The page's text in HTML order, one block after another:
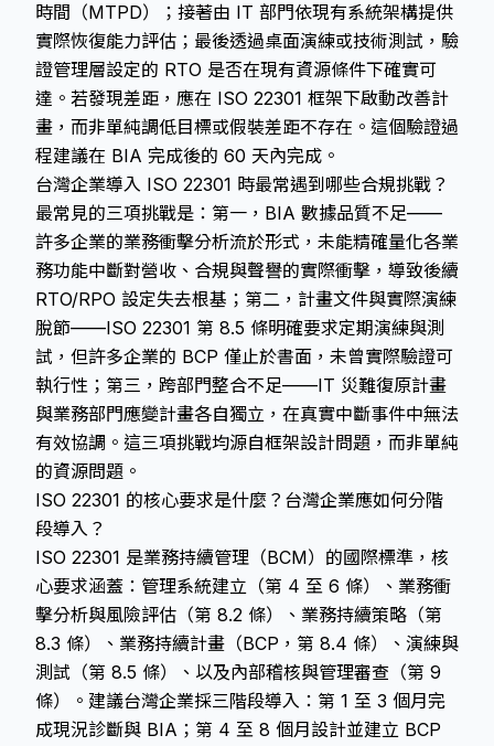
時間（MTPD）；接著由 IT 部門依現有系統架構提供
實際恢復能力評估；最後透過桌面演練或技術測試，驗
證管理層設定的 RTO 是否在現有資源條件下確實可
達。若發現差距，應在 ISO 22301 框架下啟動改善計
畫，而非單純調低目標或假裝差距不存在。這個驗證過
程建議在 BIA 完成後的 60 天內完成。
台灣企業導入 ISO 22301 時最常遇到哪些合規挑戰？
最常見的三項挑戰是：第一，BIA 數據品質不足——
許多企業的業務衝擊分析流於形式，未能精確量化各業
務功能中斷對營收、合規與聲譽的實際衝擊，導致後續
RTO/RPO 設定失去根基；第二，計畫文件與實際演練
脫節——ISO 22301 第 8.5 條明確要求定期演練與測
試，但許多企業的 BCP 僅止於書面，未曾實際驗證可
執行性；第三，跨部門整合不足——IT 災難復原計畫
與業務部門應變計畫各自獨立，在真實中斷事件中無法
有效協調。這三項挑戰均源自框架設計問題，而非單純
的資源問題。
ISO 22301 的核心要求是什麼？台灣企業應如何分階
段導入？
ISO 22301 是業務持續管理（BCM）的國際標準，核
心要求涵蓋：管理系統建立（第 4 至 6 條）、業務衝
擊分析與風險評估（第 8.2 條）、業務持續策略（第
8.3 條）、業務持續計畫（BCP，第 8.4 條）、演練與
測試（第 8.5 條）、以及內部稽核與管理審查（第 9
條）。建議台灣企業採三階段導入：第 1 至 3 個月完
成現況診斷與 BIA；第 4 至 8 個月設計並建立 BCP